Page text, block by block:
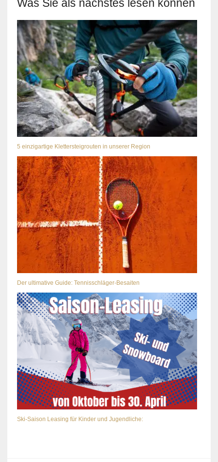
Was Sie als nächstes lesen können
5 einzigartige Klettersteigrouten in unserer Region
Der ultimative Guide: Tennisschläger-Besaiten
Ski-Saison Leasing für Kinder und Jugendliche: